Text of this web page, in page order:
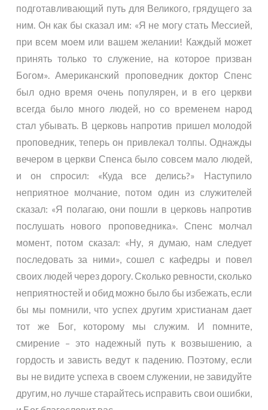
подготавливающий путь для Великого, грядущего за
ним. Он как бы сказал им: «Я не могу стать Мессией,
при всем моем или вашем желании! Каждый может
принять только то служение, на которое призван
Богом». Американский проповедник доктор Спенс
был одно время очень популярен, и в его церкви
всегда было много людей, но со временем народ
стал убывать. В церковь напротив пришел молодой
проповедник, теперь он привлекал толпы. Однажды
вечером в церкви Спенса было совсем мало людей,
и он спросил: «Куда все делись?» Наступило
неприятное молчание, потом один из служителей
сказал: «Я полагаю, они пошли в церковь напротив
послушать нового проповедника». Спенс молчал
момент, потом сказал: «Ну, я думаю, нам следует
последовать за ними», сошел с кафедры и повел
своих людей через дорогу. Сколько ревности, сколько
неприятностей и обид можно было бы избежать, если
бы мы помнили, что успех другим христианам дает
тот же Бог, которому мы служим. И помните,
смирение – это надежный путь к возвышению, а
гордость и зависть ведут к падению. Поэтому, если
вы не видите успеха в своем служении, не завидуйте
другим, но лучше старайтесь исправить свои ошибки,